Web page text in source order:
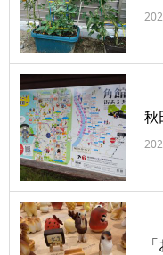
秋